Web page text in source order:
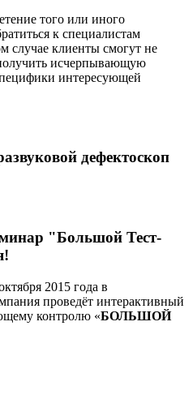
того или иного
к специалистам
случае клиенты смогут не
исчерпывающую
интересующей
дефектоскоп
"Большой Тест-
2015 года в
проведёт интерактивный
контролю «БОЛЬШОЙ